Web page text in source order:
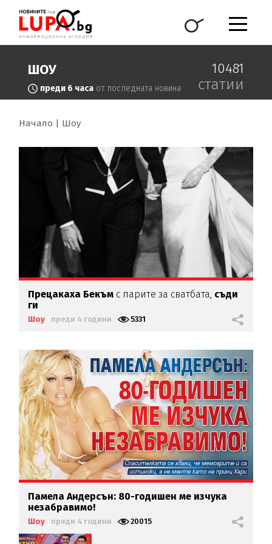
ШОУ
преди 6 часа от последната новина
10481
статии
Начало Шоу
Прецакаха Бекъм с парите за сватбата, съди
ги
Шоу преди 4 години 5331
Памела Андерсън: 80-годишен ме изчука
незабравимо!
Шоу преди 4 години 20015